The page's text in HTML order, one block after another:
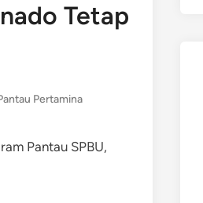
Tetap
Pertamina
Pantau SPBU,